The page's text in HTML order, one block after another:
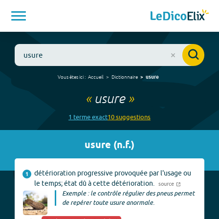
Vous êtes ici : Accueil Dictionnaire usure
« usure»
1 termeexact10suggestions
usure (n.f.)
1
détérioration progressive provoquée par l'usage ou
le temps; état dû à cette détérioration.
source
Exemple : le contrôle régulier des pneus permet
de repérer toute usure anormale.